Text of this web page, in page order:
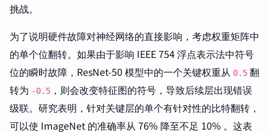
挑战。
为了说明硬件故障对神经网络的直接影响，考虑权重矩阵中
的单个位翻转。如果由于影响 IEEE 754 浮点表示法中符号
位的瞬时故障，ResNet-50 模型中的一个关键权重从 0.5 翻
转为 -0.5 ，则会改变特征图的符号，导致后续层出现错误
级联。研究表明，针对关键层的单个有针对性的比特翻转，
可以使 ImageNet 的准确率从 76% 降至不足 10% 。这表